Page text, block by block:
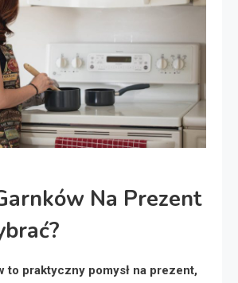
Na Prezent
to praktyczny pomysł na prezent,